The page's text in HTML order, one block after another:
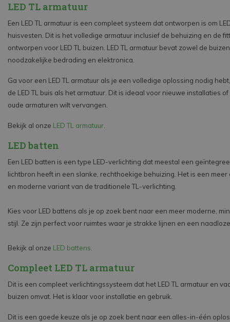
LED TL armatuur
Een LED TL armatuur is een compleet systeem dat ontworpen is om
huisvesten. Dit is het volledige armatuur inclusief de behuizing en de
ontworpen voor LED TL buizen. LED TL armatuur bevat zowel de
noodzakelijke bedrading en elektronica.
Ga voor een LED TL armatuur als je een volledige oplossing nodig
de LED TL buis als het armatuur. Dit is ideaal voor nieuwe installaties
oude armaturen wilt vervangen.
Bekijk al onze LED TL armatuur.
LED batten
Een LED batten is een type LED-verlichting dat meestal een
lichtbron heeft in een slanke, rechthoekige behuizing. Het is een
en moderne variant van de traditionele TL-verlichting.
Kies voor LED battens als je op zoek bent naar een meer moderne,
stijl. Ze zijn perfect voor ruimtes waar je strakke lijnen en een
Bekijk al onze LED battens.
Compleet LED TL armatuur
Dit is een compleet verlichtingssysteem dat het LED TL armatuur en
buizen omvat. Het is klaar voor installatie en gebruik.
Dit is een goede keuze als je op zoek bent naar een alles-in-één